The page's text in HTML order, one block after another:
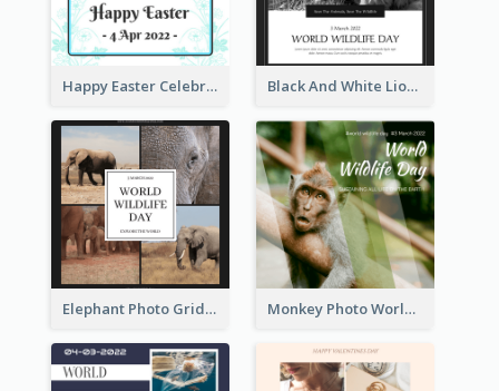
Happy Easter Celebration Instagram Post Black And White Lion World Wildlife Day Instagram Post
Elephant Photo Grid World Wildlife Day Instagram Post Monkey Photo World Wildlife Day Instagram Post